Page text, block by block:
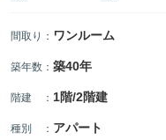
間取り ： ワンルーム
築年数 ： 築40年
階建 ： 1階/2階建
種別 ： アパート